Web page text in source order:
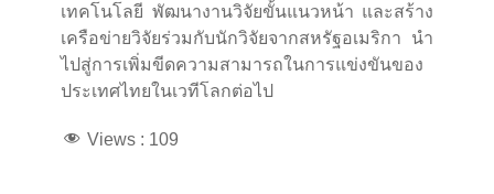
เทคโนโลยี พัฒนางานวิจัยขั้นแนวหน้า และสร้าง
เครือข่ายวิจัยร่วมกับนักวิจัยจากสหรัฐอเมริกา นำ
ไปสู่การเพิ่มขีดความสามารถในการแข่งขันของ
ประเทศไทยในเวทีโลกต่อไป
Views : 109